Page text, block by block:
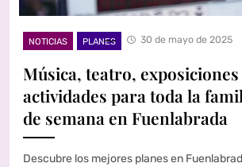
NOTICIAS PLANES 30 de mayo de 2025
Música, teatro, exposiciones
actividades para toda la
de semana en Fuenlabrada
Descubre los mejores planes en